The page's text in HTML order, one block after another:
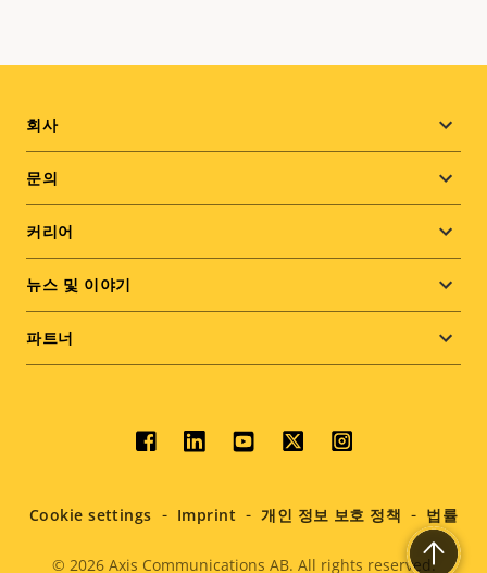
Footer
menu
회사
문의
커리어
뉴스 및 이야기
파트너
Social
menu
© 2026Axis Communications AB. All rights reserved.
Cookie settings Imprint 개인 정보 보호 정책 법률